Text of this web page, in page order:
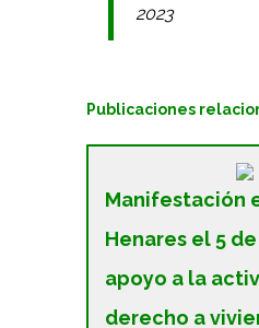
2023
Publicaciones
Manifestación
Henares el 5
apoyo a la
derecho a